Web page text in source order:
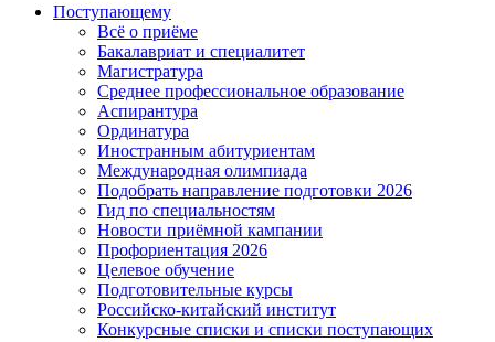
Поступающему
Всё о приёме
Бакалавриат и специалитет
Магистратура
Среднее профессиональное образование
Аспирантура
Ординатура
Иностранным абитуриентам
Международная олимпиада
Подобрать направление подготовки 2026
Гид по специальностям
Новости приёмной кампании
Профориентация 2026
Целевое обучение
Подготовительные курсы
Российско-китайский институт
Конкурсные списки и списки поступающих